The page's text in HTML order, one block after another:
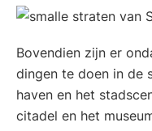
Bovendien zijn er
dingen te doen in de
haven en het
citadel en het